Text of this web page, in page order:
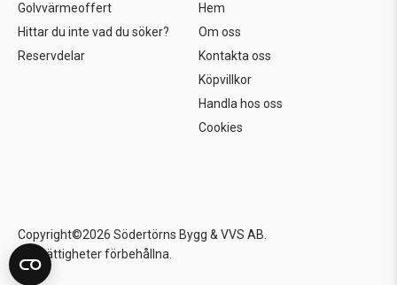
Golvvärmeoffert
Hittar du inte vad du söker?
Reservdelar
Hem
Om oss
Kontakta oss
Köpvillkor
Handla hos oss
Cookies
Copyright©2026 Södertörns Bygg & VVS AB.
Alla rättigheter förbehållna.